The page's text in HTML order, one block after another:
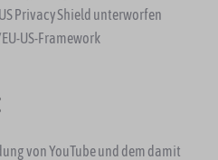
Privacy Shield unterworfen
US-Framework
von YouTube und dem damit